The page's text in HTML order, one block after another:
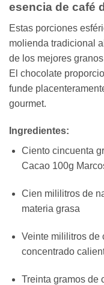
esencia de café
Estas porciones
molienda tradicional
de los mejores
El chocolate
funde
gourmet.
Ingredientes:
Ciento cincuenta
Cacao 100g
Cien mililitros de
materia grasa
Veinte mililitros de
concentrado
Treinta gramos de